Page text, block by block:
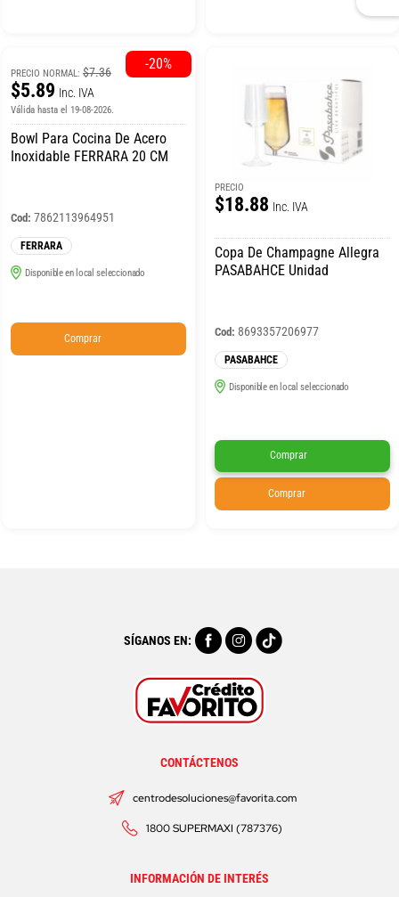
PRECIO NORMAL:$7.36
$5.89 Inc. IVA
Válida hasta el 19-08-2026.
Bowl Para Cocina De Acero
Inoxidable FERRARA 20 CM
Cod: 7862113964951
FERRARA
Disponible en local seleccionado
Comprar
-20%
PRECIO
$18.88 Inc. IVA
Copa De Champagne Allegra
PASABAHCE Unidad
Cod: 8693357206977
PASABAHCE
Disponible en local seleccionado
Comprar
Comprar
SÍGANOS EN:
CONTÁCTENOS
centrodesoluciones@favorita.com
1800 SUPERMAXI (787376)
INFORMACIÓN DE INTERÉS